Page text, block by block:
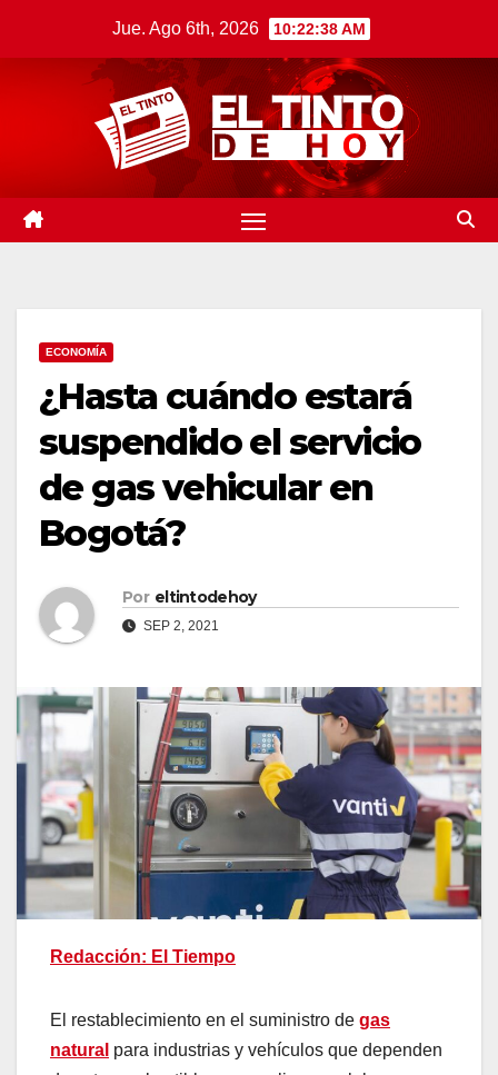
Jue. Ago 6th, 2026 10:22:39 AM
ECONOMÍA
¿Hasta cuándo estará
suspendido el servicio
de gas vehicular en
Bogotá?
Por eltintodehoy
SEP 2, 2021
Redacción: El Tiempo
El restablecimiento en el suministro de gas
natural para industrias y vehículos que dependen